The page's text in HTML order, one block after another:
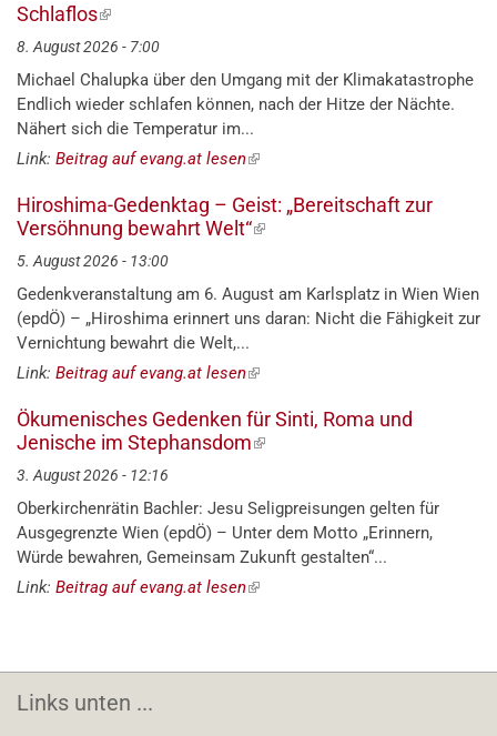
Schlaflos(externer
Link)
8. August 2026 - 7:00
Michael Chalupka über den Umgang mit der Klimakatastrophe
Endlich wieder schlafen können, nach der Hitze der Nächte.
Nähert sich die Temperatur im...
Link: Beitrag auf evang.at lesen(externer
Hiroshima-Gedenktag – Geist: „Bereitschaft zur
Versöhnung bewahrt Welt“(externer
5. August 2026 - 13:00
Gedenkveranstaltung am 6. August am Karlsplatz in Wien Wien
(epdÖ) – „Hiroshima erinnert uns daran: Nicht die Fähigkeit zur
Vernichtung bewahrt die Welt,...
Link: Beitrag auf evang.at lesen(externer
Ökumenisches Gedenken für Sinti, Roma und
Jenische im Stephansdom(externer
3. August 2026 - 12:16
Oberkirchenrätin Bachler: Jesu Seligpreisungen gelten für
Ausgegrenzte Wien (epdÖ) – Unter dem Motto „Erinnern,
Würde bewahren, Gemeinsam Zukunft gestalten“...
Link: Beitrag auf evang.at lesen(externer
Links unten ...